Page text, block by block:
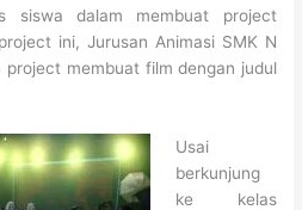
siswa dalam membuat project
ini, Jurusan Animasi SMK N
project membuat film dengan judul
Usai
berkunjung
ke kelas